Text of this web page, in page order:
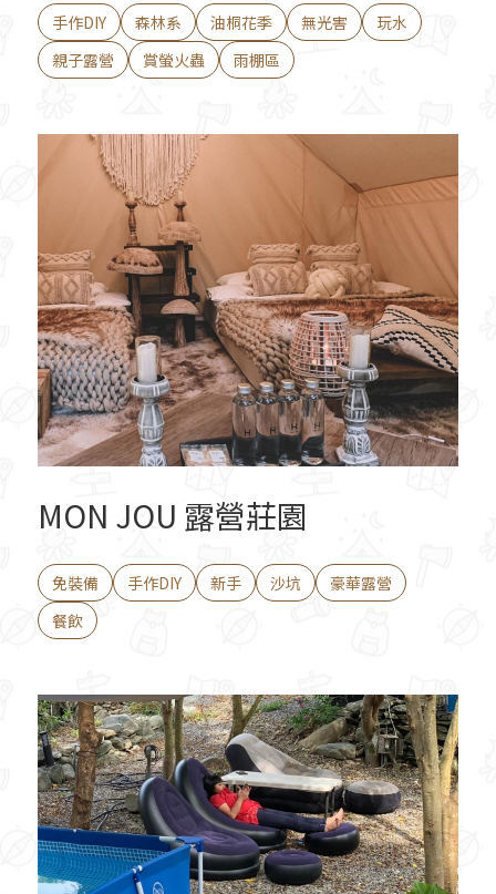
手作DIY 森林系 油桐花季 無光害
玩水
親子露營
賞螢火蟲 雨棚區
MON JOU 露營莊園
免裝備 手作DIY 新手 沙坑
豪華露營
餐飲